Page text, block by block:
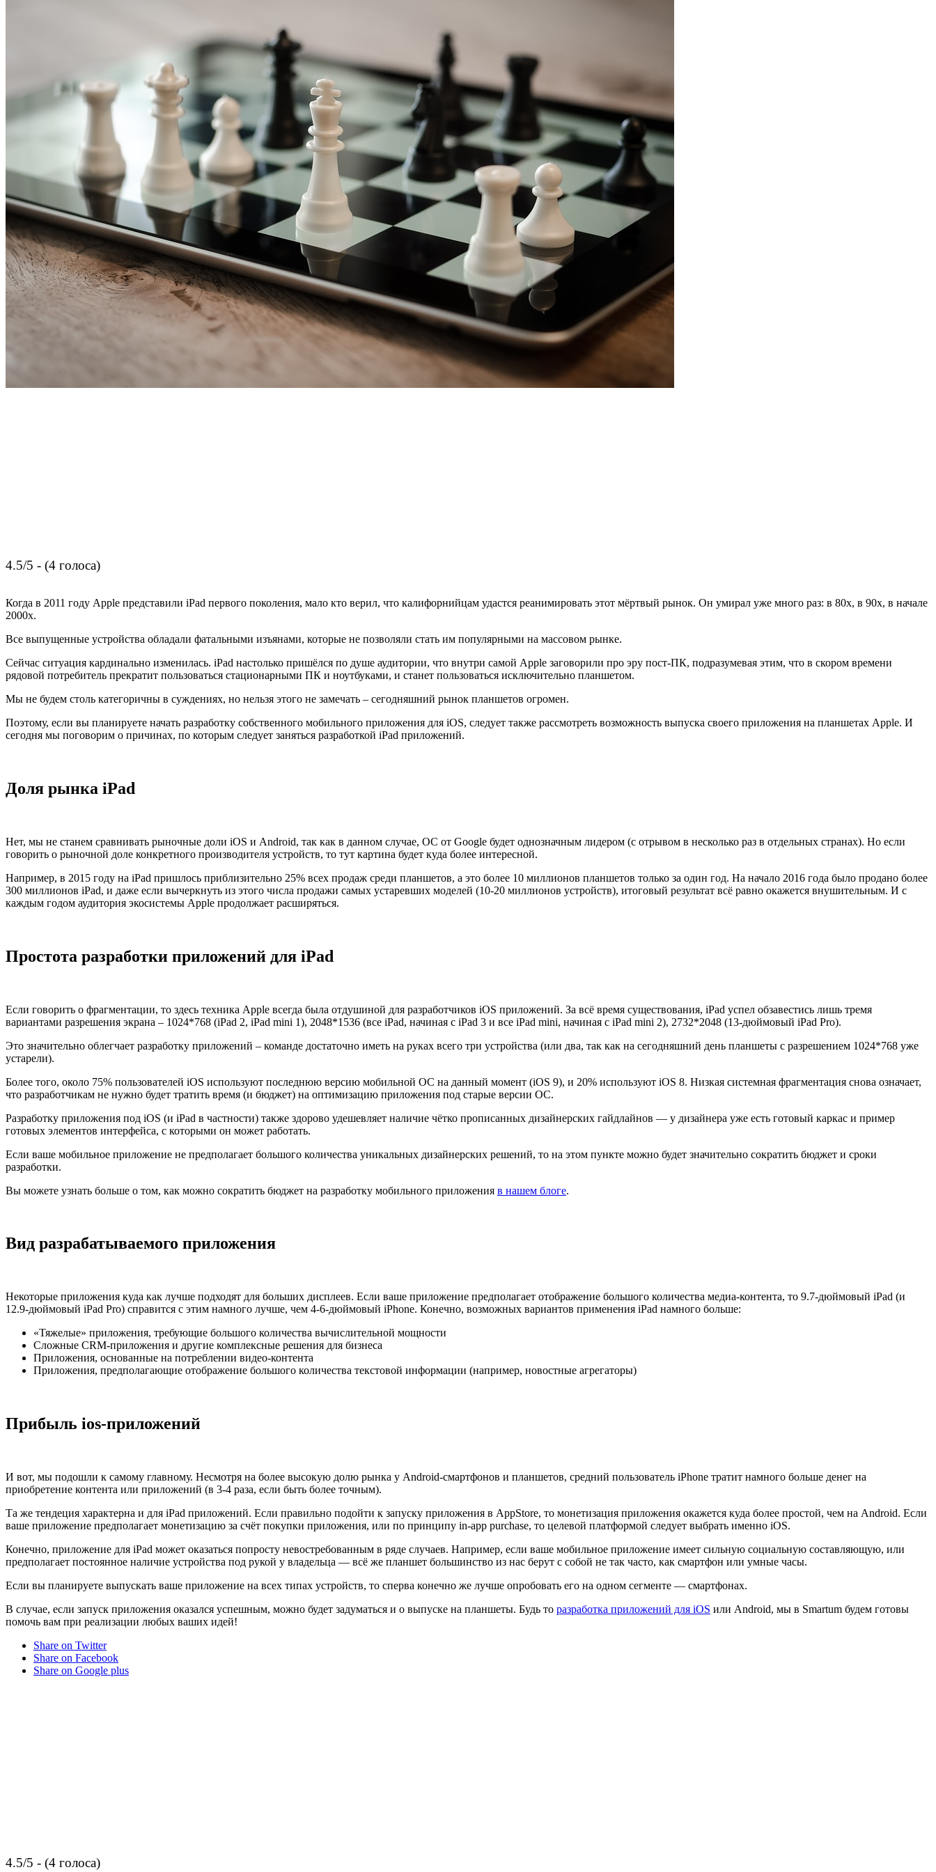
4.5/5 - (4 голоса)
Когда в 2011 году Apple представили iPad первого поколения, мало кто верил, что калифорнийцам удастся реанимировать этот мёртвый рынок. Он умирал уже много раз: в 80х, в 90х, в начале
2000х.
Все выпущенные устройства обладали фатальными изъянами, которые не позволяли стать им популярными на массовом рынке.
Сейчас ситуация кардинально изменилась. iPad настолько пришёлся по душе аудитории, что внутри самой Apple заговорили про эру пост-ПК, подразумевая этим, что в скором времени
рядовой потребитель прекратит пользоваться стационарными ПК и ноутбуками, и станет пользоваться исключительно планшетом.
Мы не будем столь категоричны в суждениях, но нельзя этого не замечать – сегодняшний рынок планшетов огромен.
Поэтому, если вы планируете начать разработку собственного мобильного приложения для iOS, следует также рассмотреть возможность выпуска своего приложения на планшетах Apple. И
сегодня мы поговорим о причинах, по которым следует заняться разработкой iPad приложений.
Доля рынка iPad
Нет, мы не станем сравнивать рыночные доли iOS и Android, так как в данном случае, ОС от Google будет однозначным лидером (с отрывом в несколько раз в отдельных странах). Но если
говорить о рыночной доле конкретного производителя устройств, то тут картина будет куда более интересной.
Например, в 2015 году на iPad пришлось приблизительно 25% всех продаж среди планшетов, а это более 10 миллионов планшетов только за один год. На начало 2016 года было продано более
300 миллионов iPad, и даже если вычеркнуть из этого числа продажи самых устаревших моделей (10-20 миллионов устройств), итоговый результат всё равно окажется внушительным. И с
каждым годом аудитория экосистемы Apple продолжает расширяться.
Простота разработки приложений для iPad
Если говорить о фрагментации, то здесь техника Apple всегда была отдушиной для разработчиков iOS приложений. За всё время существования, iPad успел обзавестись лишь тремя
вариантами разрешения экрана – 1024*768 (iPad 2, iPad mini 1), 2048*1536 (все iPad, начиная с iPad 3 и все iPad mini, начиная с iPad mini 2), 2732*2048 (13-дюймовый iPad Pro).
Это значительно облегчает разработку приложений – команде достаточно иметь на руках всего три устройства (или два, так как на сегодняшний день планшеты с разрешением 1024*768 уже
устарели).
Более того, около 75% пользователей iOS используют последнюю версию мобильной ОС на данный момент (iOS 9), и 20% используют iOS 8. Низкая системная фрагментация снова означает,
что разработчикам не нужно будет тратить время (и бюджет) на оптимизацию приложения под старые версии ОС.
Разработку приложения под iOS (и iPad в частности) также здорово удешевляет наличие чётко прописанных дизайнерских гайдлайнов — у дизайнера уже есть готовый каркас и пример
готовых элементов интерфейса, с которыми он может работать.
Если ваше мобильное приложение не предполагает большого количества уникальных дизайнерских решений, то на этом пункте можно будет значительно сократить бюджет и сроки
разработки.
Вы можете узнать больше о том, как можно сократить бюджет на разработку мобильного приложения в нашем блоге.
Вид разрабатываемого приложения
Некоторые приложения куда как лучше подходят для больших дисплеев. Если ваше приложение предполагает отображение большого количества медиа-контента, то 9.7-дюймовый iPad (и
12.9-дюймовый iPad Pro) справится с этим намного лучше, чем 4-6-дюймовый iPhone. Конечно, возможных вариантов применения iPad намного больше:
«Тяжелые» приложения, требующие большого количества вычислительной мощности
Сложные CRM-приложения и другие комплексные решения для бизнеса
Приложения, основанные на потреблении видео-контента
Приложения, предполагающие отображение большого количества текстовой информации (например, новостные агрегаторы)
Прибыль ios-приложений
И вот, мы подошли к самому главному. Несмотря на более высокую долю рынка у Android-смартфонов и планшетов, средний пользователь iPhone тратит намного больше денег на
приобретение контента или приложений (в 3-4 раза, если быть более точным).
Та же тендеция характерна и для iPad приложений. Если правильно подойти к запуску приложения в AppStore, то монетизация приложения окажется куда более простой, чем на Android. Если
ваше приложение предполагает монетизацию за счёт покупки приложения, или по принципу in-app purchase, то целевой платформой следует выбрать именно iOS.
Конечно, приложение для iPad может оказаться попросту невостребованным в ряде случаев. Например, если ваше мобильное приложение имеет сильную социальную составляющую, или
предполагает постоянное наличие устройства под рукой у владельца — всё же планшет большинство из нас берут с собой не так часто, как смартфон или умные часы.
Если вы планируете выпускать ваше приложение на всех типах устройств, то сперва конечно же лучше опробовать его на одном сегменте — смартфонах.
В случае, если запуск приложения оказался успешным, можно будет задуматься и о выпуске на планшеты. Будь то разработка приложений для iOS или Android, мы в Smartum будем готовы
помочь вам при реализации любых ваших идей!
Share on Twitter
Share on Facebook
Share on Google plus
4.5/5 - (4 голоса)